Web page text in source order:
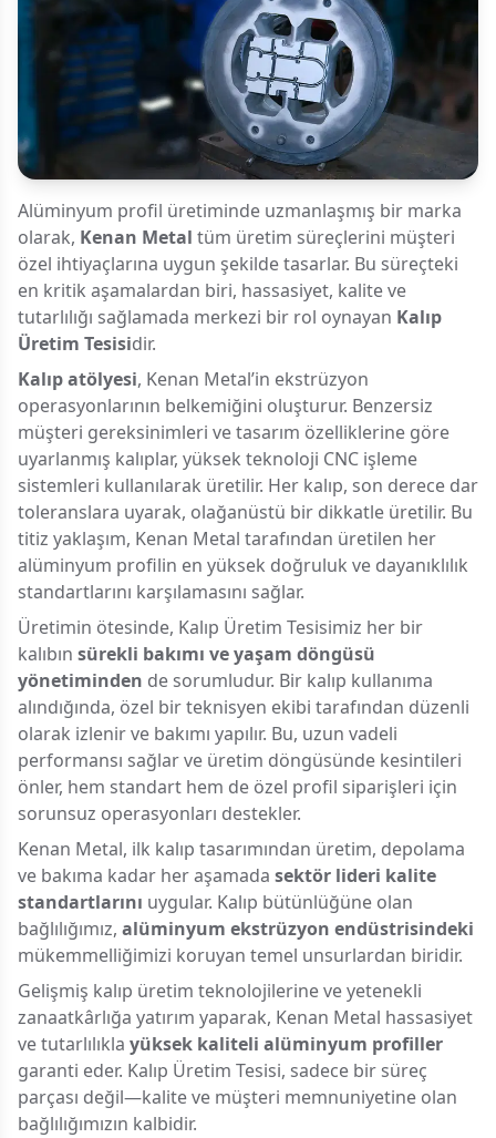
Alüminyum profil üretiminde uzmanlaşmış bir marka
olarak, Kenan Metal tüm üretim süreçlerini müşteri
özel ihtiyaçlarına uygun şekilde tasarlar. Bu süreçteki
en kritik aşamalardan biri, hassasiyet, kalite ve
tutarlılığı sağlamada merkezi bir rol oynayan Kalıp
Üretim Tesisidir.
Kalıp atölyesi, Kenan Metal’in ekstrüzyon
operasyonlarının belkemiğini oluşturur. Benzersiz
müşteri gereksinimleri ve tasarım özelliklerine göre
uyarlanmış kalıplar, yüksek teknoloji CNC işleme
sistemleri kullanılarak üretilir. Her kalıp, son derece dar
toleranslara uyarak, olağanüstü bir dikkatle üretilir. Bu
titiz yaklaşım, Kenan Metal tarafından üretilen her
alüminyum profilin en yüksek doğruluk ve dayanıklılık
standartlarını karşılamasını sağlar.
Üretimin ötesinde, Kalıp Üretim Tesisimiz her bir
kalıbın sürekli bakımı ve yaşam döngüsü
yönetiminden de sorumludur. Bir kalıp kullanıma
alındığında, özel bir teknisyen ekibi tarafından düzenli
olarak izlenir ve bakımı yapılır. Bu, uzun vadeli
performansı sağlar ve üretim döngüsünde kesintileri
önler, hem standart hem de özel profil siparişleri için
sorunsuz operasyonları destekler.
Kenan Metal, ilk kalıp tasarımından üretim, depolama
ve bakıma kadar her aşamada sektör lideri kalite
standartlarını uygular. Kalıp bütünlüğüne olan
bağlılığımız, alüminyum ekstrüzyon endüstrisindeki
mükemmelliğimizi koruyan temel unsurlardan biridir.
Gelişmiş kalıp üretim teknolojilerine ve yetenekli
zanaatkârlığa yatırım yaparak, Kenan Metal hassasiyet
ve tutarlılıkla yüksek kaliteli alüminyum profiller
garanti eder. Kalıp Üretim Tesisi, sadece bir süreç
parçası değil—kalite ve müşteri memnuniyetine olan
bağlılığımızın kalbidir.